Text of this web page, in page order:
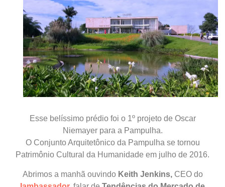
Esse belíssimo prédio foi o 1º projeto de Oscar
Niemayer para a Pampulha.
O Conjunto Arquitetônico da Pampulha se tornou
Patrimônio Cultural da Humanidade em julho de 2016.
Abrimos a manhã ouvindo Keith Jenkins,CEO do